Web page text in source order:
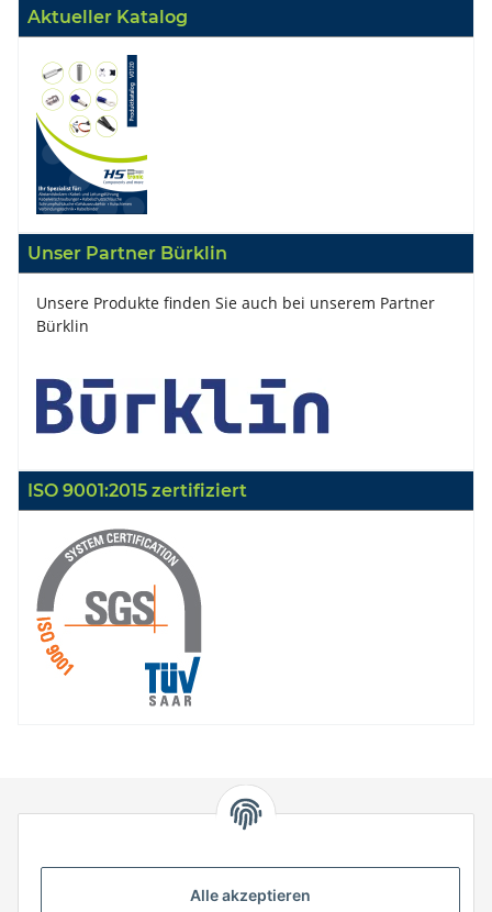
Aktueller Katalog
Unser Partner Bürklin
Unsere Produkte finden Sie auch bei unserem Partner
Bürklin
ISO 9001:2015 zertifiziert
74538 Rosengarten-Uttenhofen
Alle akzeptieren